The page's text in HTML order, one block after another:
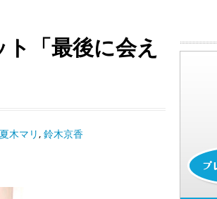
「最後に会え
夏木マリ, 鈴木京香